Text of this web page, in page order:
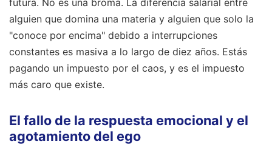
alguien que domina una materia y alguien que solo la
"conoce por encima" debido a interrupciones
constantes es masiva a lo largo de diez años. Estás
pagando un impuesto por el caos, y es el impuesto
más caro que existe.
El fallo de la respuesta emocional y el
agotamiento del ego